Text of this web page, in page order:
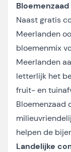
Naast gratis
Meerlanden
bloemenmix
Meerlanden
letterlijk het
fruit- en
Bloemenzaad
helpen de
Landelijke